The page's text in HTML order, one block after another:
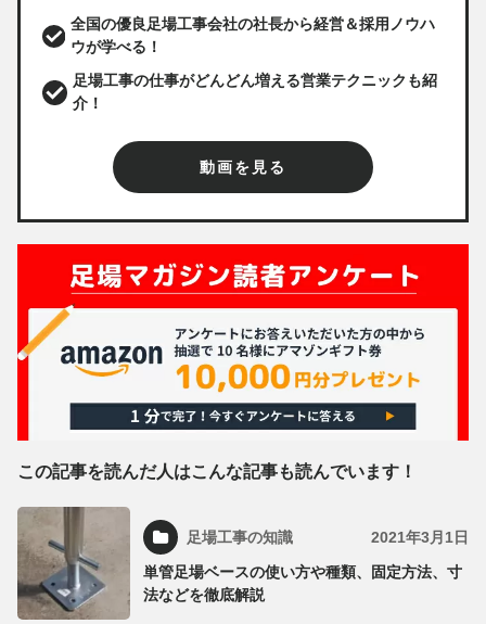
全国の優良足場工事会社の社長から経営＆採用ノウハ
ウが学べる！
足場工事の仕事がどんどん増える営業テクニックも紹
介！
動画を見る
この記事を読んだ人はこんな記事も読んでいます！
足場工事の知識 2021年3月1日
単管足場ベースの使い方や種類、固定方法、寸
法などを徹底解説